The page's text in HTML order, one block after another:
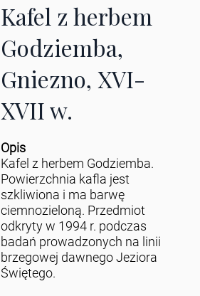
Kafel z herbem
Godziemba,
Gniezno, XVI-
XVII w.
Opis
Kafel z herbem Godziemba.
Powierzchnia kafla jest
szkliwiona i ma barwę
ciemnozieloną. Przedmiot
odkryty w 1994 r. podczas
badań prowadzonych na linii
brzegowej dawnego Jeziora
Świętego.